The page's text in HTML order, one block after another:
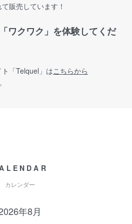
販売しています！
ワクワク」を体験してくだ
「Telquel」はこちらから
カレンダー
年8月